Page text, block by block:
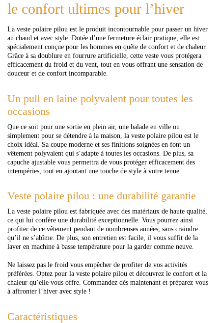
le confort ultimes pour l’hiver
La veste polaire pilou est le produit incontournable pour passer un hiver
au chaud et avec style. Dotée d’une fermeture éclair pratique, elle est
spécialement conçue pour les hommes en quête de confort et de chaleur.
Grâce à sa doublure en fourrure artificielle, cette veste vous protégera
efficacement du froid et du vent, tout en vous offrant une sensation de
douceur et de confort incomparable.
Un pull en laine polyvalent pour toutes les
occasions
Que ce soit pour une sortie en plein air, une balade en ville ou
simplement pour se détendre à la maison, la veste polaire pilou est le
choix idéal. Sa coupe moderne et ses finitions soignées en font un
vêtement polyvalent qui s’adapte à toutes les occasions. De plus, sa
capuche ajustable vous permettra de vous protéger efficacement des
intempéries, tout en ajoutant une touche de style à votre tenue.
Veste polaire pilou : une durabilité garantie
La veste polaire pilou est fabriquée avec des matériaux de haute qualité,
ce qui lui confère une durabilité exceptionnelle. Vous pourrez ainsi
profiter de ce vêtement pendant de nombreuses années, sans craindre
qu’il ne s’abîme. De plus, son entretien est facile, il vous suffit de la
laver en machine à basse température pour la garder comme neuve.
Ne laissez pas le froid vous empêcher de profiter de vos activités
préférées. Optez pour la veste polaire pilou et découvrez le confort et la
chaleur qu’elle vous offre. Commandez dès maintenant et préparez-vous
à affronter l’hiver avec style !
Caractéristiques